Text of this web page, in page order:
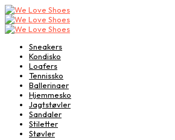
Sneakers
Kondisko
Loafers
Tennissko
Ballerinaer
Hjemmesko
Jagtstøvler
Sandaler
Stiletter
Støvler